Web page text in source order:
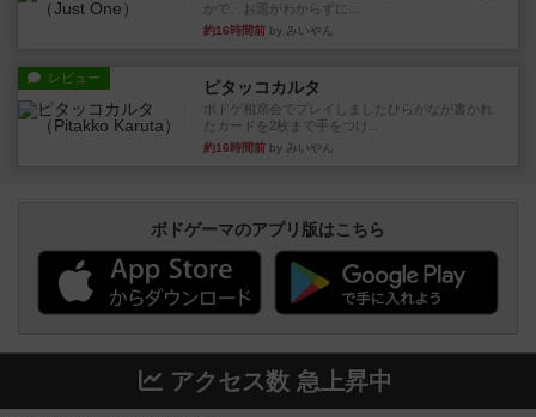
かで、お題がわからずに...
約16時間前 by みいやん
レビュー ピタッコカルタ
ボドゲ相席会でプレイしましたひらがなが書かれ
たカードを2枚まで手をつけ...
約16時間前 by みいやん
ボドゲーマのアプリ版はこちら
アクセス数 急上昇中